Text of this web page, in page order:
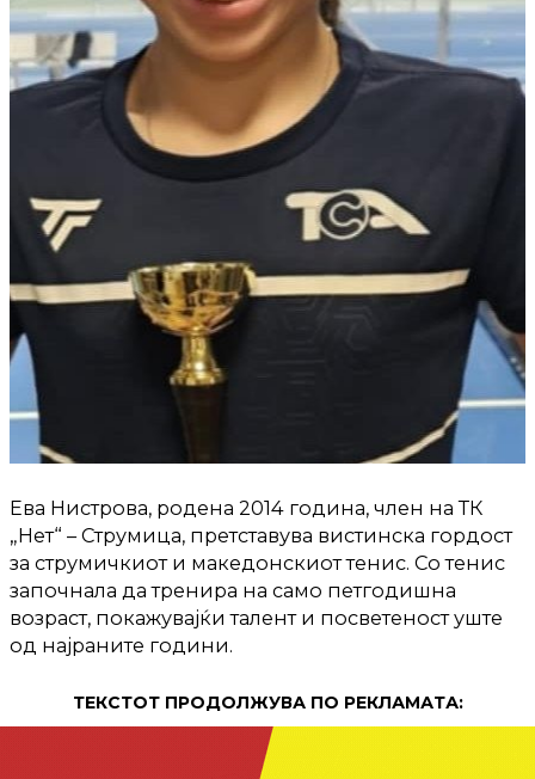
Ева Нистрова, родена 2014 година, член на ТК
„Нет“ – Струмица, претставува вистинска гордост
за струмичкиот и македонскиот тенис. Со тенис
започнала да тренира на само петгодишна
возраст, покажувајќи талент и посветеност уште
од најраните години.
ТЕКСТОТ ПРОДОЛЖУВА ПО РЕКЛАМАТА: